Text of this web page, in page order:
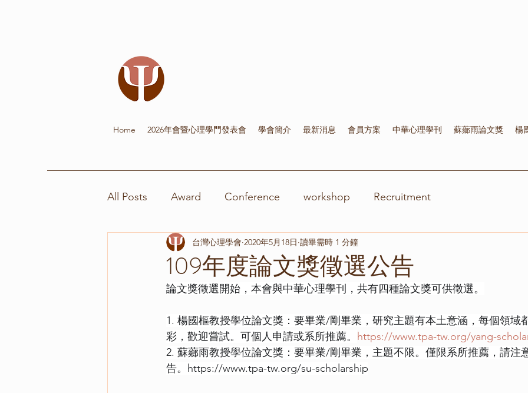
Home 2026年會暨心理學門發表會 學會簡介 最新消息 會員方案 中華心理學刊 蘇薌雨論文獎 楊
All Posts Award Conference workshop Recruitment
109年度論文獎徵選公告
台灣心理學會 2020年5月18日 讀畢需時 1 分鐘
論文獎徵選開始，本會與中華心理學刊，共有四種論文獎可供徵選。
1. 楊國樞教授學位論文獎：要畢業/剛畢業，研究主題有本土意涵，每個領域
彩，歡迎嘗試。可個人申請或系所推薦。 https://www.tpa-tw.org/yang-
2. 蘇薌雨教授學位論文獎：要畢業/剛畢業，主題不限。僅限系所推薦，請注
告。 https://www.tpa-tw.org/su-scholarship